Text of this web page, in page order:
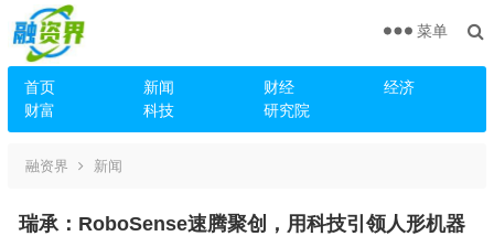
首页 新闻 财经
经济
财富
科技 研究院
菜单
融资界 新闻
瑞承：RoboSense速腾聚创，用科技引领人形机器